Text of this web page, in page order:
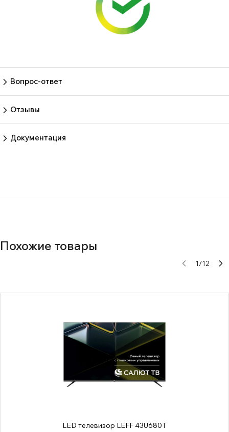
Вопрос-ответ
Отзывы
Документация
Похожие товары
1/12
LED телевизор LEFF 43U680T